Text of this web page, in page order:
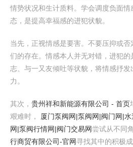
情势状况和生计质料。学会调度负面
态，是提高幸福感的进犯状貌。
当先，正视情感是要害。不要压抑或
们的存在。情感本人并无对错，进犯的
志、与一又友倾吐等状貌，将情感抒
力。
其次， 贵州祥和新能源有限公司 - 首页
艰难时，
厦门泵阀网|泵阀网|阀门网|
网|泵阀行情网|阀门交易网尝试从不同
行商贸有限公司-官网寻找其中的积极